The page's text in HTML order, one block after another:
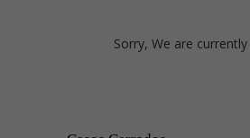
Sorry, We are